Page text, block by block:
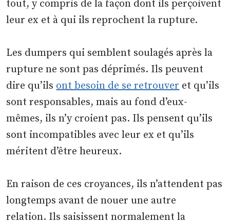
tout, y compris de la façon dont ils perçoivent
leur ex et à qui ils reprochent la rupture.
Les dumpers qui semblent soulagés après la
rupture ne sont pas déprimés. Ils peuvent
dire qu’ilsont besoin de se retrouveret qu’ils
sont responsables, mais au fond d’eux-
mêmes, ils n’y croient pas. Ils pensent qu’ils
sont incompatibles avec leur ex et qu’ils
méritent d’être heureux.
En raison de ces croyances, ils n’attendent pas
longtemps avant de nouer une autre
relation. Ils saisissent normalement la